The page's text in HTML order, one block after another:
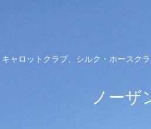
キャロットクラブ、シルク・ホースク
ノーザ